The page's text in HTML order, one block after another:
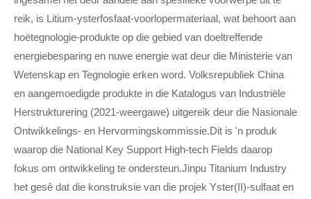
reik, is Litium-ysterfosfaat-voorlopermateriaal, wat behoort aan
hoëtegnologie-produkte op die gebied van doeltreffende
energiebesparing en nuwe energie wat deur die Ministerie van
Wetenskap en Tegnologie erken word. Volksrepubliek China
en aangemoedigde produkte in die Katalogus van Industriële
Herstrukturering (2021-weergawe) uitgereik deur die Nasionale
Ontwikkelings- en Hervormingskommissie.Dit is 'n produk
waarop die National Key Support High-tech Fields daarop
fokus om ontwikkeling te ondersteun.Jinpu Titanium Industry
het gesê dat die konstruksie van die projek Yster(II)-sulfaat en